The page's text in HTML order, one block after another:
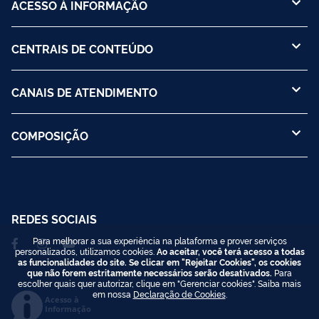
ACESSO À INFORMAÇÃO
CENTRAIS DE CONTEÚDO
CANAIS DE ATENDIMENTO
COMPOSIÇÃO
REDES SOCIAIS
Acesso à
Informação
Para melhorar a sua experiência na plataforma e prover serviços
personalizados, utilizamos cookies. Ao aceitar, você terá acesso a todas
as funcionalidades do site. Se clicar em "Rejeitar Cookies", os cookies
que não forem estritamente necessários serão desativados. Para
escolher quais quer autorizar, clique em "Gerenciar cookies". Saiba mais
em nossa Declaração de Cookies.